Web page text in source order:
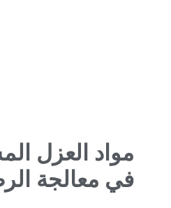
مواد العزل
في معالجة